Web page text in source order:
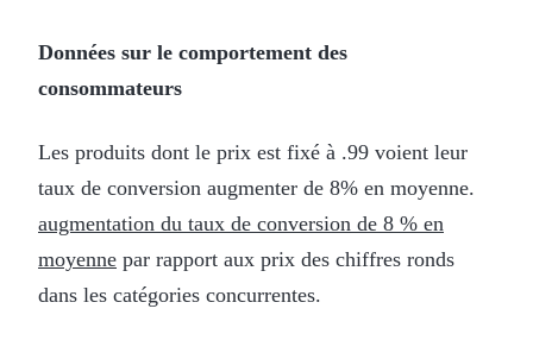
Données sur le comportement des
consommateurs
Les produits dont le prix est fixé à .99 voient leur
taux de conversion augmenter de 8% en moyenne.
augmentation du taux de conversion de 8 % en
moyenne par rapport aux prix des chiffres ronds
dans les catégories concurrentes.